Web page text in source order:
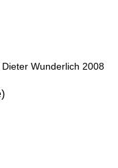
Wunderlich 2008